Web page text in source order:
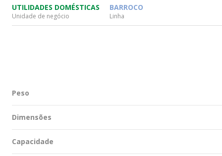
UTILIDADES DOMÉSTICAS
Unidade de negócio
BARROCO
Linha
Peso
Dimensões
Capacidade